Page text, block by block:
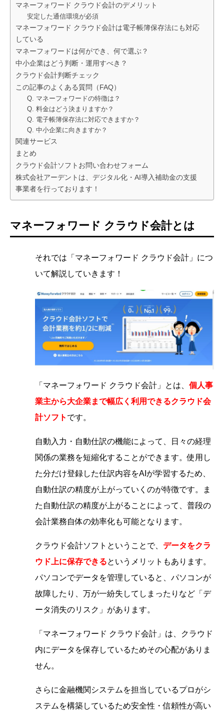
マネーフォワード クラウド会計のデメリット
安定した通信環境が必須
マネーフォワード クラウド会計は電子帳簿保存法にも対応
している
マネーフォワードは何ができ、何で選ぶ？
中小企業はどう判断・運用すべき？
クラウド会計判断チェック
この記事のよくある質問（FAQ）
Q. マネーフォワードの特徴は？
Q. 料金はどう決まりますか？
Q. 電子帳簿保存法に対応できますか？
Q. 中小企業に向きますか？
関連サービス
まとめ
クラウド会計ソフトお問い合わせフォーム
株式会社アーデントは、デジタル化・AI導入補助金の支援
事業者を行っております！
マネーフォワード クラウド会計とは
それでは「マネーフォワード クラウド会計」につ
いて解説していきます！
「マネーフォワード クラウド会計」とは、 個人事
業主から大企業まで幅広く利用できるクラウド会
計ソフト です。
自動入力・自動仕訳の機能によって、日々の経理
関係の業務を短縮化することができます。使用し
た分だけ登録した仕訳内容をAIが学習するため、
自動仕訳の精度が上がっていくのが特徴です。ま
た自動仕訳の精度が上がることによって、普段の
会計業務自体の効率化も可能となります。
クラウド会計ソフトということで、 データをクラ
ウド上に保存できるというメリットもあります。
パソコンでデータを管理していると、パソコンが
故障したり、万が一紛失してしまったりなど「デ
ータ消失のリスク」があります。
「マネーフォワード クラウド会計」は、クラウド
内にデータを保存しているためその心配がありま
せん。
さらに金融機関システムを担当しているプロがシ
ステムを構築しているため安全性・信頼性が高い